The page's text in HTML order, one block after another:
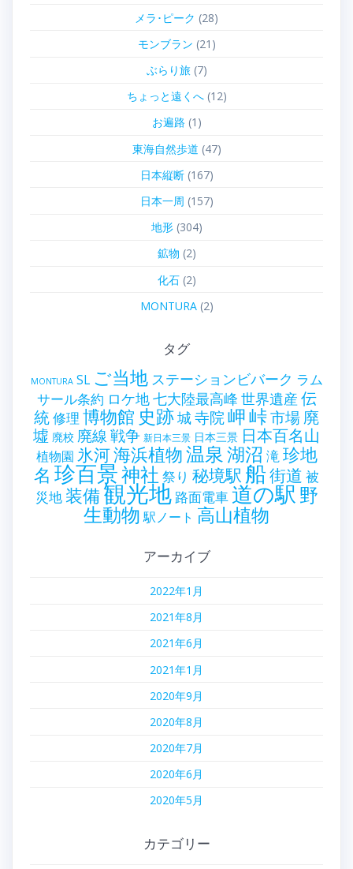
メラ･ピーク (28)
モンブラン (21)
ぶらり旅(7)
ちょっと遠くへ(12)
お遍路 (1)
東海自然歩道 (47)
日本縦断(167)
日本一周 (157)
地形(304)
鉱物 (2)
化石(2)
MONTURA(2)
タグ
MONTURA SL ご当地 ステーションビバーク ラム
サール条約 ロケ地七大陸最高峰 世界遺産 伝
統修理 博物館 史跡城寺院岬峠市場 廃
墟 廃校 廃線戦争 新日本三景 日本三景 日本百名山
植物園 氷河海浜植物温泉湖沼 滝珍地
名 珍百景神社 祭り 秘境駅 船街道 被
災地装備観光地 路面電車道の駅 野
生動物 駅ノート 高山植物
アーカイブ
2022年1月
2021年8月
2021年6月
2021年1月
2020年9月
2020年8月
2020年7月
2020年6月
2020年5月
カテゴリー